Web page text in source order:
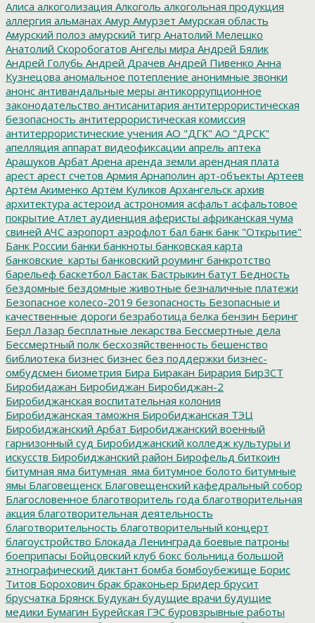
Алиса алкоголизация Алкоголь алкогольная продукция
аллергия альманах Амур Амурзет Амурская область
Амурский полоз амурский тигр Анатолий Мелешко
Анатолий Скоробогатов Ангелы мира Андрей Бялик
Андрей Голубь Андрей Драчев Андрей Пивенко Анна
Кузнецова аномальное потепление анонимные звонки
анонс антивандальные меры антикоррупционное
законодательство антисанитария антитеррористическая
безопасность антитеррористическая комиссия
антитеррористические учения АО "ДГК" АО "ДРСК"
апелляция аппарат видеофиксации апрель аптека
Арашуков Арбат Арена аренда земли арендная плата
арест арест счетов Армия Арнаполин арт-объекты Артеев
Артём Акименко Артём Куликов Архангельск архив
архитектура астероид астрономия асфальт асфальтовое
покрытие Атлет аудиенция аферисты африканская чума
свиней АЧС аэропорт аэрофлот бал банк банк "Открытие"
Банк России банки банкноты банковская карта
банковские_карты банковский роуминг банкротство
барельеф баскетбол Бастак Бастрыкин батут Бедность
бездомные бездомные животные безналичные платежи
Безопасное колесо-2019 безопасность Безопасные и
качественные дороги безработица белка бензин Беринг
Берл Лазар бесплатные лекарства Бессмертные дела
Бессмертный полк бесхозяйственность бешенство
библиотека бизнес бизнес без поддержки бизнес-
омбудсмен биометрия Бира Биракан Бирария БирЗСТ
Биробидажан Биробиджан Биробиджан-2
Биробиджанская воспитательная колония
Биробиджанская таможня Биробиджанская ТЭЦ
Биробиджанский Арбат Биробиджанский военный
гарнизонный суд Биробиджанский колледж культуры и
искусств Биробиджанский район Бирофельд биткоин
битумная яма битумная_яма битумное болото битумные
ямы Благовещенск Благовещенский кафедральный собор
Благословенное благотворитель года благотворительная
акция благотворительная деятельность
благотворительность благотворительный концерт
благоустройство Блокада Ленинграда боевые патроны
боеприпасы Бойцовский клуб бокс больница большой
этнографический диктант бомба бомбоубежище Борис
Титов Борохович брак браконьер Бридер брусит
брусчатка Брянск Будукан будущие врачи будущие
медики Бумагин Бурейская ГЭС буровзрывные работы